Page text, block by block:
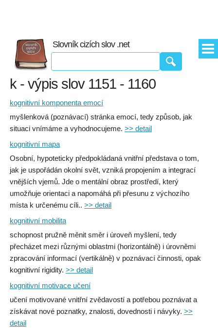
Slovník cizích slov .net
k - výpis slov 1151 - 1160
kognitivní komponenta emocí
myšlenková (poznávací) stránka emocí, tedy způsob, jak
situaci vnímáme a vyhodnocujeme. >> detail
kognitivní mapa
Osobní, hypoteticky předpokládaná vnitřní představa o tom,
jak je uspořádán okolní svět, vzniká propojením a integrací
vnějších vjemů. Jde o mentální obraz prostředí, který
umožňuje orientaci a napomáhá při přesunu z výchozího
místa k určenému cíli.. >> detail
kognitivní mobilita
schopnost pružně měnit směr i úroveň myšlení, tedy
přecházet mezi různými oblastmi (horizontálně) i úrovněmi
zpracování informací (vertikálně) v poznávací činnosti, opak
kognitivní rigidity. >> detail
kognitivní motivace učení
učení motivované vnitřní zvědavostí a potřebou poznávat a
získávat nové poznatky, znalosti, dovednosti i návyky. >>
detail